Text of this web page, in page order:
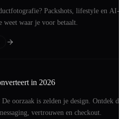
Packshots, lifestyle en AI-
weet waar je voor betaalt.
in 2026
oorzaak is zelden je design. Ontdek de
vertrouwen en checkout.